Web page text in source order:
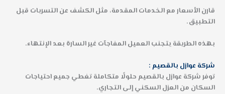
قارن الأسعار مع الخدمات المقدمة، مثل الكشف عن التسربات قبل
التطبيق.
بهذه الطريقة يتجنب العميل المفاجآت غير السارة بعد الإنتهاء.
شركة عوازل بالقصيم :
توفر شركة عوازل بالقصيم حلولًا متكاملة تغطي جميع احتياجات
السكان من العزل السكني إلى التجاري.